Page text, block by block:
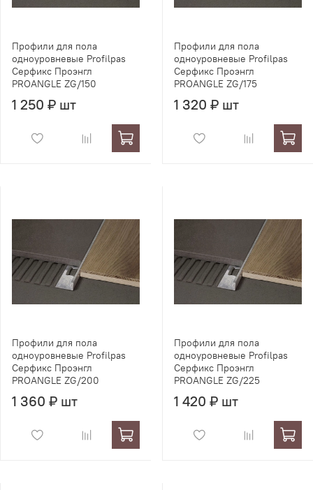
Профили для пола
одноуровневые Profilpas
Серфикс Проэнгл
PROANGLE ZG/150
1 250 ₽ шт
Профили для пола
одноуровневые Profilpas
Серфикс Проэнгл
PROANGLE ZG/175
1 320 ₽ шт
Профили для пола
одноуровневые Profilpas
Серфикс Проэнгл
PROANGLE ZG/200
1 360 ₽ шт
Профили для пола
одноуровневые Profilpas
Серфикс Проэнгл
PROANGLE ZG/225
1 420 ₽ шт